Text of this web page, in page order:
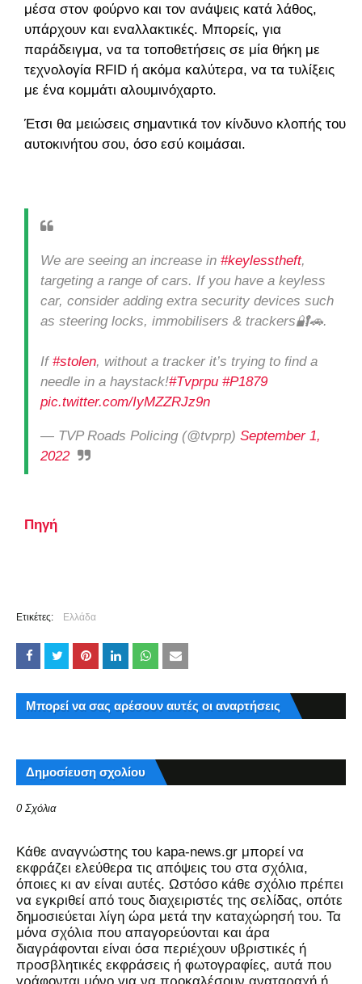
μέσα στον φούρνο και τον ανάψεις κατά λάθος,
υπάρχουν και εναλλακτικές. Μπορείς, για
παράδειγμα, να τα τοποθετήσεις σε μία θήκη με
τεχνολογία RFID ή ακόμα καλύτερα, να τα τυλίξεις
με ένα κομμάτι αλουμινόχαρτο.
Έτσι θα μειώσεις σημαντικά τον κίνδυνο κλοπής του
αυτοκινήτου σου, όσο εσύ κοιμάσαι.
We are seeing an increase in #keylesstheft,
targeting a range of cars. If you have a keyless
car, consider adding extra security devices such
as steering locks, immobilisers & trackers🔐🚗.
If #stolen, without a tracker it’s trying to find a
needle in a haystack!#Tvprpu #P1879
pic.twitter.com/IyMZZRJz9n
— TVP Roads Policing (@tvprp) September 1,
2022
Πηγή
Ετικέτες: Ελλάδα
Μπορεί να σας αρέσουν αυτές οι αναρτήσεις
Δημοσίευση σχολίου
0 Σχόλια
Kάθε αναγνώστης του kapa-news.gr μπορεί να
εκφράζει ελεύθερα τις απόψεις του στα σχόλια,
όποιες κι αν είναι αυτές. Ωστόσο κάθε σχόλιο πρέπει
να εγκριθεί από τους διαχειριστές της σελίδας, οπότε
δημοσιεύεται λίγη ώρα μετά την καταχώρησή του. Τα
μόνα σχόλια που απαγορεύονται και άρα
διαγράφονται είναι όσα περιέχουν υβριστικές ή
προσβλητικές εκφράσεις ή φωτογραφίες, αυτά που